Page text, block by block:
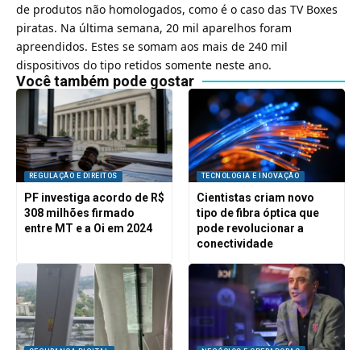
de produtos não homologados, como é o caso das TV Boxes
piratas. Na última semana, 20 mil aparelhos foram
apreendidos. Estes se somam aos mais de 240 mil
dispositivos do tipo retidos somente neste ano.
Você também pode gostar
REGULAÇÃO E DIREITOS
PF investiga acordo de R$
308 milhões firmado
entre MT e a Oi em 2024
TECNOLOGIA E INOVAÇÃO
Cientistas criam novo
tipo de fibra óptica que
pode revolucionar a
conectividade